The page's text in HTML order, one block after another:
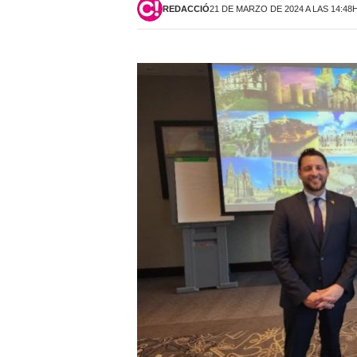
REDACCIÓ21 DE MARZO DE 2024 A LAS